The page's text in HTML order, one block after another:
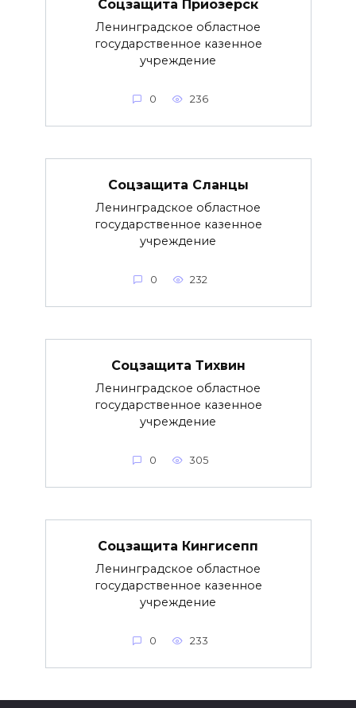
Соцзащита Приозерск
Ленинградское областное
государственное казенное
учреждение
0 236
Соцзащита Сланцы
Ленинградское областное
государственное казенное
учреждение
0 232
Соцзащита Тихвин
Ленинградское областное
государственное казенное
учреждение
0 305
Соцзащита Кингисепп
Ленинградское областное
государственное казенное
учреждение
0 233